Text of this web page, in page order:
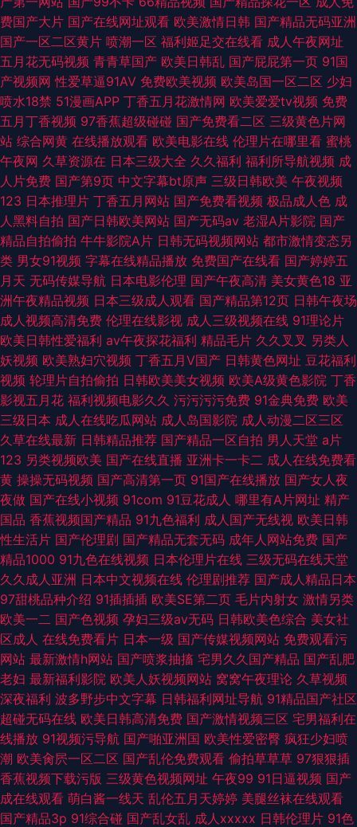
费国产大片 国产在线网址观看 欧美激情日韩 国产精品无码亚洲
国产一区二区黄片 喷潮一区 福利姬足交在线看 成人午夜网址
五月花无码视频 青青草国产 欧美日韩乱 国产屁屁第一页 91国
产视频网 性爱草逼91AV 免费欧美视频 欧美岛国一区二区 少妇
喷水18禁 51漫画APP 丁香五月花激情网 欧美爱爱tv视频 免费
五月丁香视频 97香蕉超级碰碰 国产免费看二区 三级黄色片网
站 综合网黄 在线播放观看 欧美电影在线 伦理片在哪里看 蜜桃
午夜网 久草资源在 日本三级大全 久久福利 福利所导航视频 成
人片免费 国产第9页 中文字幕bt原声 三级日韩欧美 午夜视频
123 日本推理片 丁香五月网站 国产免费看视频 极品成人色 成
人黑料自拍 国产日韩欧美网站 国产无码av 老湿A片影院 国产
精品自拍偷拍 牛牛影院A片 日韩无码视频网站 都市激情变态另
类 男女91视频 字幕在线精品播放 免费国产在线看 国产婷婷五
月天 无码传媒导航 日本电影伦理 国产午夜高清 美女黄色18 亚
洲午夜精品视频 日本三级成人观看 国产精品第12页 日韩午夜场
成人视频高清免费 伦理在线影视 成人三级视频在线 91理论片
欧美日韩性爱福利 av午夜探花福利 精品毛片 久久叉叉 另类人
妖视频 欧美熟妇穴视频 丁香五月V国产 日韩黄色网址 豆花福利
视频 轮理片自拍偷拍 日韩欧美美女视频 欧美A级黄色影院 丁香
影视五月花 福利视频电影久久 污污污污免费 91金典免费 欧美
三级日本 成人在线吃瓜网站 成人岛国影院 成人动漫二区三区
久草在线最新 日韩精品推荐 国产精品一区自拍 男人天堂 a片
123 另类视频欧美 国产在线直播 亚洲卡一卡二 成人在线免费看
黄 操操无码视频 国产高清第一页 91国产在线播放 国产女人夜
夜做 国产在线小视频 91com 91豆花成人 哪里有A片网址 精产
国品 香蕉视频国产精品 91九色福利 成人国产无线视 欧美日韩
性生活片 国产伦理剧 国产精品无套无码 成年人网站免费 国产
精品1000 91九色在线视频 日本伦理片在线 三级无码在线天堂
久久成人亚洲 日本中文视频在线 伦理剧推荐 国产成人精品日本
97甜桃品种介绍 91插插插 欧美SE第二页 毛片内射女 激情另类
欧美一二 国产色视频 孕妇三级av无码 日韩欧美色综合 美女社
区成人 在线免费看片 日本一级 国产传媒视频网站 免费观看污
网站 最新激情h网站 国产喷浆抽搐 宅男久久国产精品 国产乱肥
老妇 最新福利影院 欧美人妖视频网站 窝窝午夜理论 久草视频
深夜福利 波多野步中文字幕 日韩福利网址导航 91精品国产社区
超碰无码在线 欧美日韩高清免费 国产激情视频三区 宅男福利在
线播放 91视频污导航 国产啪亚洲国 欧美性爱密臀 疯狂少妇喷
潮 欧美肏屄一区二区 国产乱伦免费观看 偷拍草草草 97狠狠插
香蕉视频下载污版 三级黄色视频网址 午夜99 91日逼视频 国产
成在线观看 萌白酱一线天 乱伦五月天婷婷 美腿丝袜在线观看
国产精品3p 91综合碰 国产乱女乱 成人xxxxx 日韩伦理片 91色